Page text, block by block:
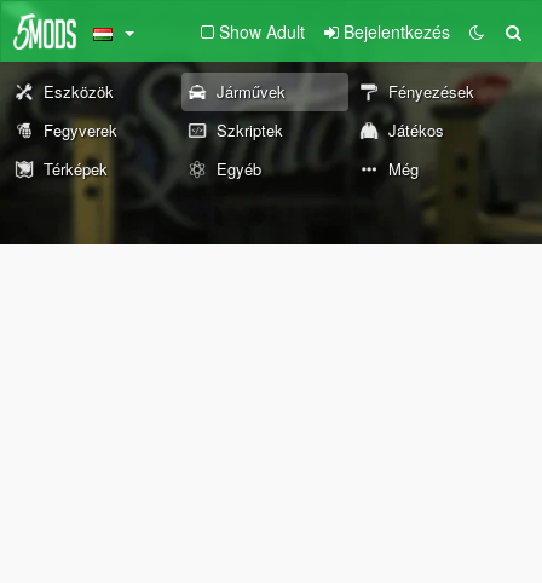
Show Adult Bejelentkezés
Eszközök Járművek
Fényezések
Fegyverek
Szkriptek
Játékos
Térképek
Egyéb Még